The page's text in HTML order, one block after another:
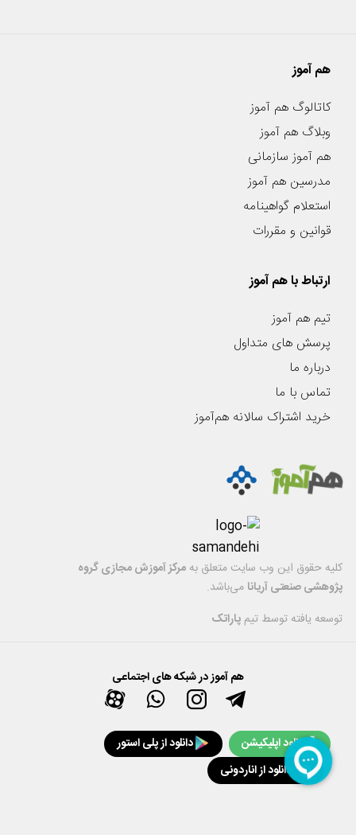
هم آموز
کاتالوگ هم آموز
وبلاگ هم آموز
هم آموز سازمانی
مدرسین هم آموز
استعلام گواهینامه
قوانین و مقررات
ارتباط با هم آموز
تیم هم آموز
پرسش های متداول
درباره ما
تماس با ما
خرید اشتراک سالانه هم‌آموز
کليه حقوق اين وب سایت متعلق به مرکز آموزش مجازی گروه
پژوهشی صنعتی آریانا می‌باشد.
توسعه یافته توسط تیم پاراتک
هم آموز در شبکه های اجتماعی
دانلود اپلیکیشن
دانلود از پلی استور
دانلود از اناردونی